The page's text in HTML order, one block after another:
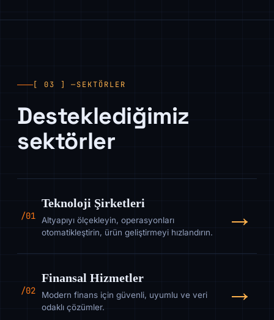
[ 03 ] —SEKTÖRLER
Desteklediğimiz
sektörler
/01
Teknoloji Şirketleri
Altyapıyı ölçekleyin, operasyonları
otomatikleştirin, ürün geliştirmeyi hızlandırın.
→
/02
Finansal Hizmetler
Modern finans için güvenli, uyumlu ve veri
odaklı çözümler.
→